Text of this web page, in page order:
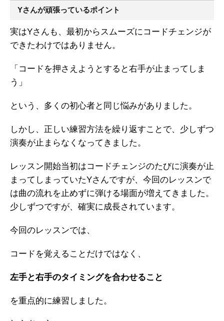
Yさんが頑張っているポイント
実はYさんも、最初からスムーズにコードチェンジが
できたわけではありません。
「コードを押さえようとすると右手が止まってしま
う」
という、多くの初心者と同じ悩みがありました。
しかし、正しい練習方法を繰り返すことで、少しずつ
演奏が止まらなくなってきました。
レッスン開始当初はコードチェンジのたびに演奏が止
まってしまっていたYさんですが、今回のレッスンで
は曲の流れを止めずに弾ける場面が増えてきました。
少しずつですが、確実に成長されています。
今回のレッスンでは、
コードを覚えることだけではなく、
左手と右手のタイミングを合わせること
を重点的に練習しました。